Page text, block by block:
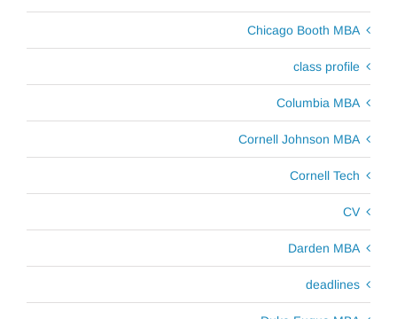
Chicago Booth MBA
class profile
Columbia MBA
Cornell Johnson MBA
Cornell Tech
CV
Darden MBA
deadlines